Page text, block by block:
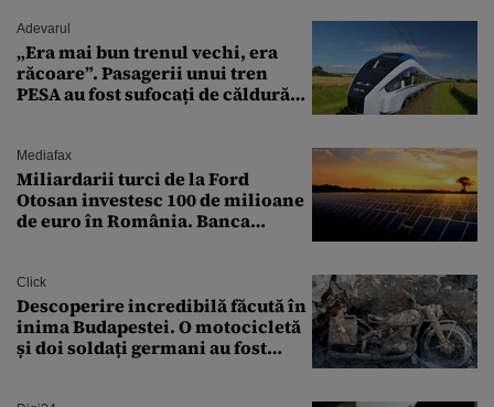
Adevarul
„Era mai bun trenul vechi, era
răcoare”. Pasagerii unui tren
PESA au fost sufocați de căldură
Mediafax
Miliardarii turci de la Ford
Otosan investesc 100 de milioane
de euro în România. Banca
Click
Descoperire incredibilă făcută în
inima Budapestei. O motocicletă
și doi soldați germani au fost